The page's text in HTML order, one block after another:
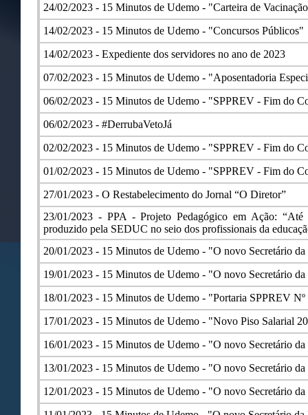
24/02/2023 - 15 Minutos de Udemo - "Carteira de
14/02/2023 - 15 Minutos de Udemo - "Concursos Públicos"
14/02/2023 - Expediente dos servidores no ano de 2023
07/02/2023 - 15 Minutos de Udemo - "Aposentadoria
06/02/2023 - 15 Minutos de Udemo - "SPPREV - Fim do
06/02/2023 - #DerrubaVetoJá
02/02/2023 - 15 Minutos de Udemo - "SPPREV - Fim do
01/02/2023 - 15 Minutos de Udemo - "SPPREV - Fim do
27/01/2023 - O Restabelecimento do Jornal “O Diretor”
23/01/2023 - PPA - Projeto Pedagógico em Ação: “Até
produzido pela SEDUC no seio dos profissionais da
20/01/2023 - 15 Minutos de Udemo - "O novo Secretário
19/01/2023 - 15 Minutos de Udemo - "O novo Secretário
18/01/2023 - 15 Minutos de Udemo - "Portaria SPPREV
17/01/2023 - 15 Minutos de Udemo - "Novo Piso Salarial
16/01/2023 - 15 Minutos de Udemo - "O novo Secretário
13/01/2023 - 15 Minutos de Udemo - "O novo Secretário
12/01/2023 - 15 Minutos de Udemo - "O novo Secretário